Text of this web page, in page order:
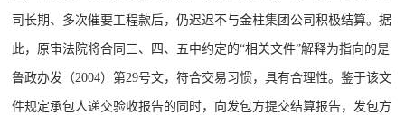
司长期、多次催要工程款后，仍迟迟不与金柱集团公司积极结算。据
此，原审法院将合同三、四、五中约定的“相关文件”解释为指向的是
鲁政办发（2004）第29号文，符合交易习惯，具有合理性。鉴于该文
件规定承包人递交验收报告的同时，向发包方提交结算报告，发包方